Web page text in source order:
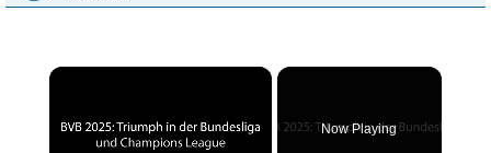
×
Now Playing